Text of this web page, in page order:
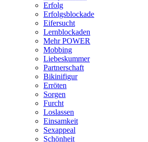
Erfolg
Erfolgsblockade
Eifersucht
Lernblockaden
Mehr POWER
Mobbing
Liebeskummer
Partnerschaft
Bikinifigur
Erröten
Sorgen
Furcht
Loslassen
Einsamkeit
Sexappeal
Schönheit